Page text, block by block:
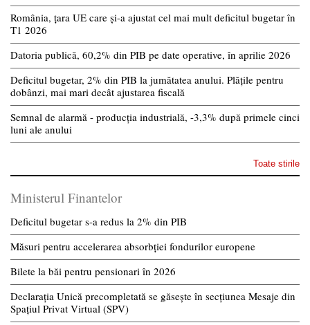
România, țara UE care și-a ajustat cel mai mult deficitul bugetar în
T1 2026
Datoria publică, 60,2% din PIB pe date operative, în aprilie 2026
Deficitul bugetar, 2% din PIB la jumătatea anului. Plățile pentru
dobânzi, mai mari decât ajustarea fiscală
Semnal de alarmă - producția industrială, -3,3% după primele cinci
luni ale anului
Toate stirile
Ministerul Finantelor
Deficitul bugetar s-a redus la 2% din PIB
Măsuri pentru accelerarea absorbției fondurilor europene
Bilete la băi pentru pensionari în 2026
Declarația Unică precompletată se găsește în secțiunea Mesaje din
Spațiul Privat Virtual (SPV)